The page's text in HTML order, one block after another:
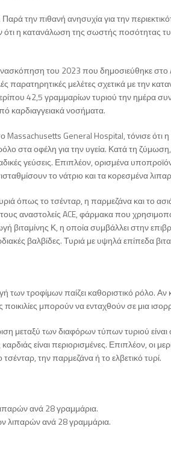
την πιθανή ανησυχία για την
ότι η κατανάλωση της σωστής ποσότητας
του 2023 που δημοσιεύθηκε στο
μελέτες σχετικά με την
42,5 γραμμαρίων τυριού την ημέρα
καρδιαγγειακά νοσήματα.
Massachusetts General Hospital, τόνισε ότι
στα οφέλη για την υγεία. Κατά τη
γεύσεις. Επιπλέον, ορισμένα
το νάτριο και τα κορεσμένα
όπως το τσένταρ, η παρμεζάνα και το
αναστολείς ACE, φάρμακα που
βιταμίνης Κ, η οποία συμβάλλει στην
βαλβίδες. Τυριά με υψηλά επίπεδα
των τροφίμων παίζει καθοριστικό ρόλο.
μπορούν να ενταχθούν σε μια
μεταξύ των διαφόρων τύπων τυριού
είναι περιορισμένες. Επιπλέον, οι
την παρμεζάνα ή το ελβετικό τυρί.
ανά 28 γραμμάρια.
λιπαρών ανά 28 γραμμάρια.